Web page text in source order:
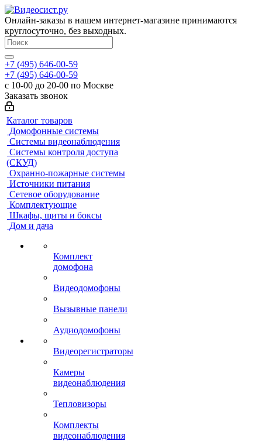
Онлайн-заказы в нашем интернет-магазине принимаются
круглосуточно, без выходных.
+7 (495) 646-00-59
+7 (495) 646-00-59
с 10-00 до 20-00 по Москве
Заказать звонок
Каталог товаров
Домофонные системы
Системы видеонаблюдения
Системы контроля доступа
(СКУД)
Охранно-пожарные системы
Источники питания
Сетевое оборудование
Комплектующие
Шкафы, щиты и боксы
Дом и дача
Комплект
домофона
Видеодомофоны
Вызывные панели
Аудиодомофоны
Видеорегистраторы
Камеры
видеонаблюдения
Тепловизоры
Комплекты
видеонаблюдения